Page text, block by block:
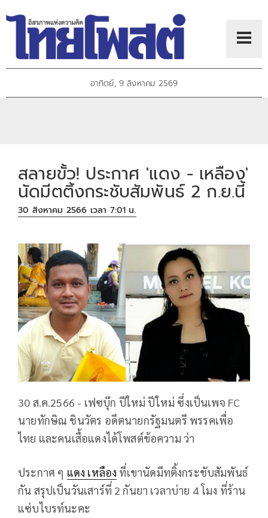
อาทิตย์, 9 สิงหาคม 2569
สลายขั้ว! ประกาศ 'แดง - เหลือง'
นัดมีตติ้งกระชับสัมพันธ์ 2 ก.ย.นี้
30 สิงหาคม 2566 เวลา 7:01 น.
30 ส.ค.2566 - เฟซบุ๊ก ปีใหม่ ปีใหม่ ซึ่งเป็นเพจ FC
นายทักษิณ ชินวัตร อดีตนายกรัฐมนตรี พรรคเพื่อ
ไทย และคนเสื้อแดงได้โพสต์ข้อความ ว่า
ประกาศ ๆ แดง เหลือง ที่เขานัดมีทติ้งกระชับสัมพันธ์
กัน สรุปเป็นวันเสาร์ที่ 2 กันยา เวลาบ่าย 4 โมง ที่ร้าน
แซ่บไบรท์นะคะ